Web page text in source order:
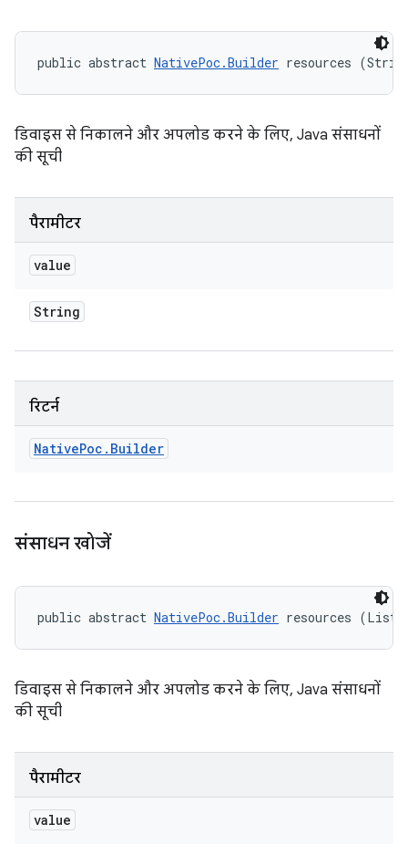
public abstract NativePoc.Builder resources
डिवाइस से निकालने और अपलोड करने के लिए, Java संसाधनों
की सूची
पैरामीटर
value
String
रिटर्न
NativePoc . Builder
संसाधन खोजें
public abstract NativePoc.Builder resources
डिवाइस से निकालने और अपलोड करने के लिए, Java संसाधनों
की सूची
पैरामीटर
value